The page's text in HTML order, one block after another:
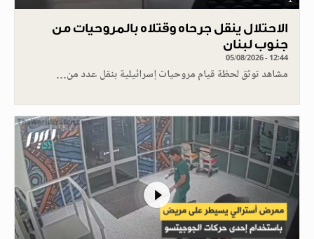
الاحتلال ينقل جرحاه وقتلاه بالمروحيات من
جنوب لبنان
05/08/2026 - 12:44
مشاهد توثق لحظة قيام مروحيات إسرائيلية بنقل عدد من…